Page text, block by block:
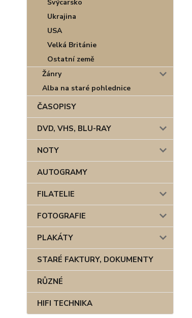
Švýcarsko
Ukrajina
USA
Velká Británie
Ostatní země
Žánry
Alba na staré pohlednice
ČASOPISY
DVD, VHS, BLU-RAY
NOTY
AUTOGRAMY
FILATELIE
FOTOGRAFIE
PLAKÁTY
STARÉ FAKTURY, DOKUMENTY
RŮZNÉ
HIFI TECHNIKA